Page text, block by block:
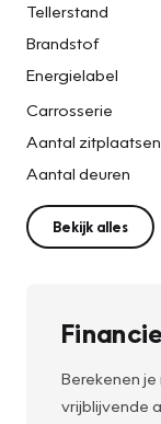
Tellerstand
Brandstof
Energielabel
Carrosserie
Aantal zitplaatsen
Aantal deuren
Bekijk alles
Berekenen
vrijblijvende